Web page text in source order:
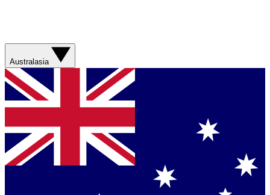
Australasia